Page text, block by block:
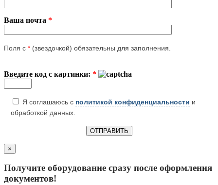
Ваша почта *
Поля с * (звездочкой) обязательны для заполнения.
Введите код с картинки: *
Я соглашаюсь с политикой конфиденциальности и
обработкой данных.
×
Получите оборудование сразу после оформления
документов!